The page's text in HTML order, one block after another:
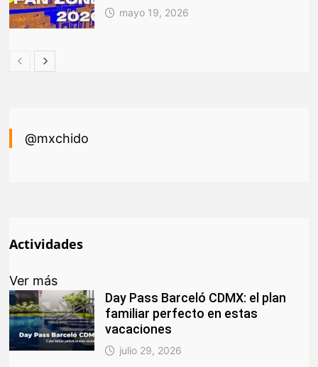
mayo 19, 2026
@mxchido
Actividades
Ver más
Day Pass Barceló CDMX: el plan
familiar perfecto en estas
vacaciones
julio 29, 2026